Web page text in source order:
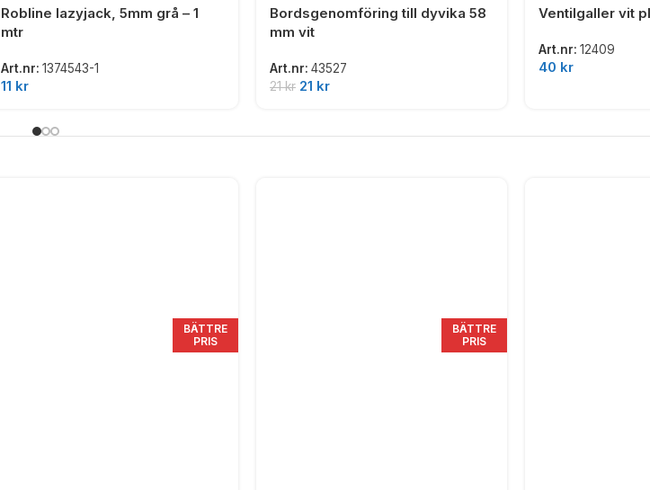
Robline lazyjack, 5mm grå – 1
mtr
Art.nr:1374543-1
11 kr
Bordsgenomföring till dyvika 58
mm vit
Art.nr: 43527
21kr 21 kr
Ventilgaller vit
Art.nr: 12409
40 kr
BÄTTRE
PRIS
BÄTTRE
PRIS